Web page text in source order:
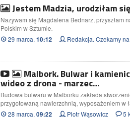
Jestem Madzia, urodziłam
Nazywam się Magdalena Bednarz, przyszłam
Polskim w Sztumie.
29 marca, 10:12 Redakcja. Czekamy
Malbork. Bulwar i
wideo z drona - marzec…
Budowa bulwaru w Malborku zakłada
przygotowaną nawierzchnią, wyposażeniem w
28 marca, 09:22 Piotr Wąsowicz 5